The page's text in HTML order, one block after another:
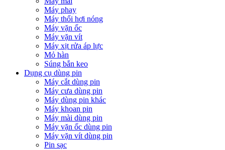
Máy phay
Máy thổi hơi nóng
Máy vặn ốc
Máy vặn vít
Máy xịt rửa áp lực
Mỏ hàn
Súng bắn keo
Dụng cụ dùng pin
Máy cắt dùng pin
Máy cưa dùng pin
Máy dùng pin khác
Máy khoan pin
Máy mài dùng pin
Máy vặn ốc dùng pin
Máy vặn vít dùng pin
Pin sạc